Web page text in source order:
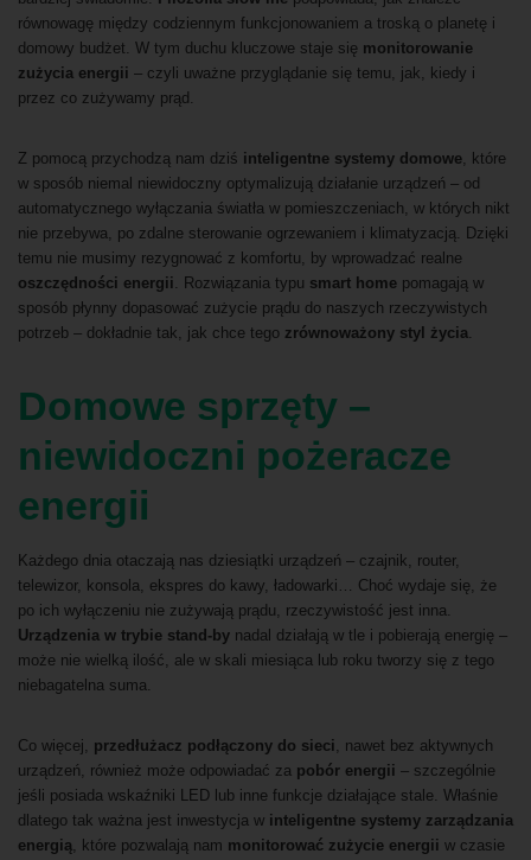
równowagę między codziennym funkcjonowaniem a troską o planetę i
domowy budżet. W tym duchu kluczowe staje się monitorowanie
zużycia energii – czyli uważne przyglądanie się temu, jak, kiedy i
przez co zużywamy prąd.
Z pomocą przychodzą nam dziś inteligentne systemy domowe, które
w sposób niemal niewidoczny optymalizują działanie urządzeń – od
automatycznego wyłączania światła w pomieszczeniach, w których nikt
nie przebywa, po zdalne sterowanie ogrzewaniem i klimatyzacją. Dzięki
temu nie musimy rezygnować z komfortu, by wprowadzać realne
oszczędności energii. Rozwiązania typu smart home pomagają w
sposób płynny dopasować zużycie prądu do naszych rzeczywistych
potrzeb – dokładnie tak, jak chce tego zrównoważony styl życia.
Domowe sprzęty –
niewidoczni pożeracze
energii
Każdego dnia otaczają nas dziesiątki urządzeń – czajnik, router,
telewizor, konsola, ekspres do kawy, ładowarki… Choć wydaje się, że
po ich wyłączeniu nie zużywają prądu, rzeczywistość jest inna.
Urządzenia w trybie stand-by nadal działają w tle i pobierają energię –
może nie wielką ilość, ale w skali miesiąca lub roku tworzy się z tego
niebagatelna suma.
Co więcej, przedłużacz podłączony do sieci, nawet bez aktywnych
urządzeń, również może odpowiadać za pobór energii – szczególnie
jeśli posiada wskaźniki LED lub inne funkcje działające stale. Właśnie
dlatego tak ważna jest inwestycja w inteligentne systemy zarządzania
energią, które pozwalają nam monitorować zużycie energii w czasie